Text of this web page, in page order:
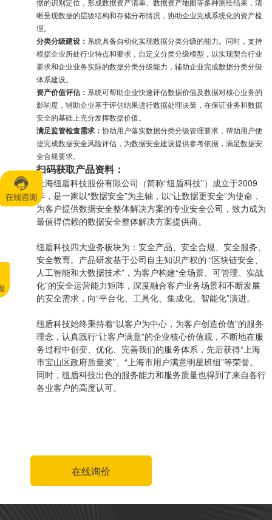
据的识别定位，形成数据资产清单、数据资产地图等多种测绘结果，清
晰呈现数据的层级结构和存储分布情况，协助企业完成系统化的资产梳
理。
分类分级建设 ： 系统具备自动化实现数据分类分级的能力。同时，支持
根据企业所处行业特点和要求，自定义分类分级模型，以实现契合行业
要求和企业业务实际的数据分类分级能力，辅助企业完成数据分类分级
体系建设。
资产价值评估： 系统可帮助企业快速评估数据价值及数据对核心业务的
影响度，辅助企业基于评估结果进行数据处理决策，在保证业务和数据
安全的基础上充分发挥数据价值。
满足监管检查需求： 协助用户落实数据分类分级管理要求，帮助用户便
捷完成数据安全风险评估，为数据安全建设提供参考依据，满足数据安
全合规要求。
扫码获取产品资料：
上海纽盾科技股份有限公司（简称“纽盾科技”）成立于2009
年，是一家以“数据安全”为主轴，以“让数据更安全”为使命，
为客户提供数据安全整体解决方案的专业安全公司，致力成为
最值得信赖的数据安全整体解决方案提供商。
纽盾科技四大业务板块为：安全产品、安全合规、安全服务、
安全教育。产品研发基于公司自主知识产权的 “区块链安全、
人工智能和大数据技术”，为客户构建“全场景、可管理、实战
化”的安全运营能力矩阵，深度融合客户业务场景和不断发展
的安全需求，向“平台化、工具化、集成化、智能化”演进。
纽盾科技始终秉持着“以客户为中心，为客户创造价值”的服务
理念，认真践行“让客户满意”的企业核心价值观，不断地在服
务过程中创变、优化、完善我们的服务体系，先后获得“上海
市宝山区政府质量奖”、“上海市用户满意明星班组”等荣誉。
同时，纽盾科技出色的服务能力和服务质量也得到了来自各行
各业客户的高度认可。
在线询价